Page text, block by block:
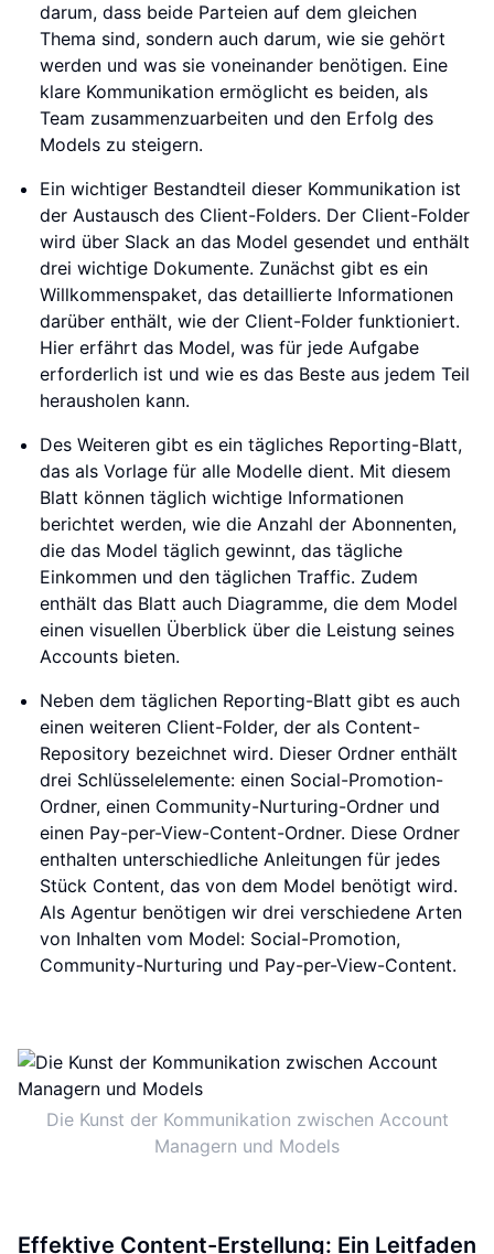
darum, dass beide Parteien auf dem gleichen
Thema sind, sondern auch darum, wie sie gehört
werden und was sie voneinander benötigen. Eine
klare Kommunikation ermöglicht es beiden, als
Team zusammenzuarbeiten und den Erfolg des
Models zu steigern.
Ein wichtiger Bestandteil dieser Kommunikation ist
der Austausch des Client-Folders. Der Client-Folder
wird über Slack an das Model gesendet und enthält
drei wichtige Dokumente. Zunächst gibt es ein
Willkommenspaket, das detaillierte Informationen
darüber enthält, wie der Client-Folder funktioniert.
Hier erfährt das Model, was für jede Aufgabe
erforderlich ist und wie es das Beste aus jedem Teil
herausholen kann.
Des Weiteren gibt es ein tägliches Reporting-Blatt,
das als Vorlage für alle Modelle dient. Mit diesem
Blatt können täglich wichtige Informationen
berichtet werden, wie die Anzahl der Abonnenten,
die das Model täglich gewinnt, das tägliche
Einkommen und den täglichen Traffic. Zudem
enthält das Blatt auch Diagramme, die dem Model
einen visuellen Überblick über die Leistung seines
Accounts bieten.
Neben dem täglichen Reporting-Blatt gibt es auch
einen weiteren Client-Folder, der als Content-
Repository bezeichnet wird. Dieser Ordner enthält
drei Schlüsselelemente: einen Social-Promotion-
Ordner, einen Community-Nurturing-Ordner und
einen Pay-per-View-Content-Ordner. Diese Ordner
enthalten unterschiedliche Anleitungen für jedes
Stück Content, das von dem Model benötigt wird.
Als Agentur benötigen wir drei verschiedene Arten
von Inhalten vom Model: Social-Promotion,
Community-Nurturing und Pay-per-View-Content.
Die Kunst der Kommunikation zwischen Account
Managern und Models
Effektive Content-Erstellung: Ein Leitfaden